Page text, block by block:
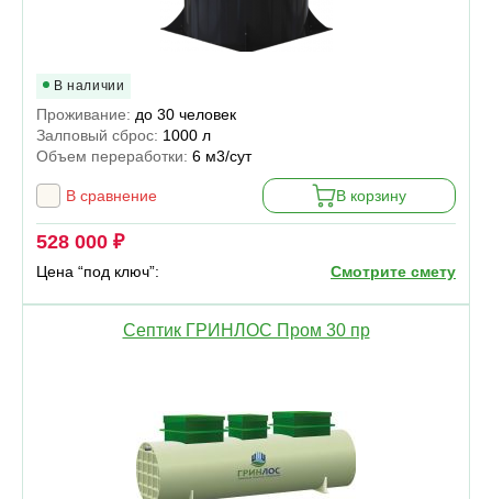
В наличии
Проживание: до 30 человек
Залповый сброс: 1000 л
Объем переработки: 6 м3/сут
В сравнение В корзину
528 000 ₽
Цена “под ключ”: Смотрите смету
Септик ГРИНЛОС Пром 30 пр